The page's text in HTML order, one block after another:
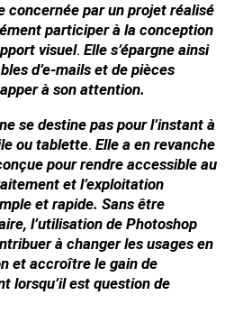
concernée par un projet réalisé
participer à la conception
visuel. Elle s’épargne ainsi
d’e-mails et de pièces
à son attention.
se destine pas pour l’instant à
ou tablette. Elle a en revanche
pour rendre accessible au
et l’exploitation
et rapide. Sans être
l’utilisation de Photoshop
à changer les usages en
et accroître le gain de
lorsqu’il est question de